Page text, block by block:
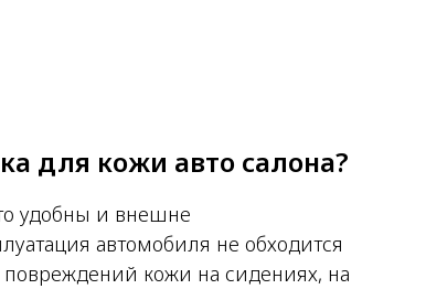
для кожи авто салона?
удобны и внешне
автомобиля не обходится
повреждений кожи на сидениях, на